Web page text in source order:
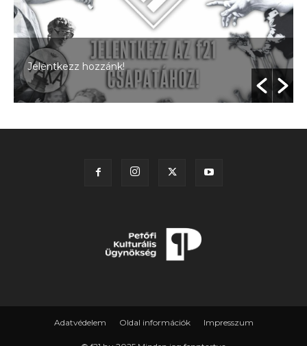
Jelentkezz hozzánk!
Adatvédelem Oldal információk Impresszum